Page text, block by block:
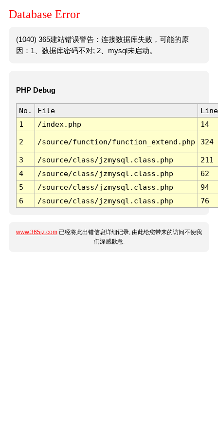
Database Error
(1040) 365建站错误警告：连接数据库失败，可能的原
因：1、数据库密码不对; 2、mysql未启动。
PHP Debug
No. File
Line
1
/index.php 14
2 /source/function/function_extend.php 324
3 /source/class/jzmysql.class.php
211
4
/source/class/jzmysql.class.php
62
5
/source/class/jzmysql.class.php
94
6
/source/class/jzmysql.class.php 76
www.365jz.com 已经将此出错信息详细记录, 由此给您带来的访问不便我
们深感歉意.